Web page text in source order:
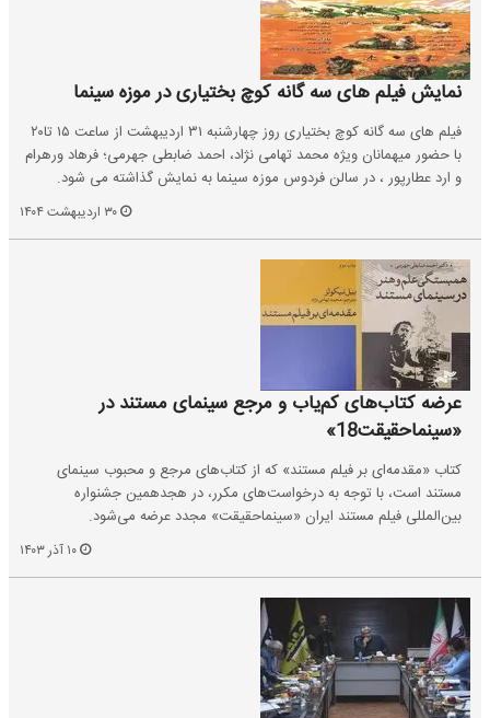
نمایش فیلم های سه گانه کوچ بختیاری در موزه سینما
فیلم های سه گانه کوچ بختیاری روز چهارشنبه ۳۱ اردیبهشت از ساعت ۱۵ تا۲۰
با حضور میهمانان ویژه محمد تهامی نژاد، احمد ضابطی جهرمی؛ فرهاد ورهرام
و ارد عطارپور ، در سالن فردوس موزه سینما به نمایش گذاشته می شود.
عرضه کتاب‌های کم‌یاب و مرجع سینمای مستند در
«سینماحقیقت18»
کتاب «مقدمه‌ای بر فیلم مستند» که از کتاب‌های مرجع و محبوب سینمای
مستند است، با توجه به درخواست‌های مکرر، در هجدهمین جشنواره
بین‌المللی فیلم مستند ایران «سینماحقیقت» مجدد عرضه می‌شود.